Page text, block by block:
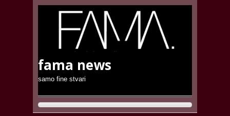
fama news
samo fine stvari